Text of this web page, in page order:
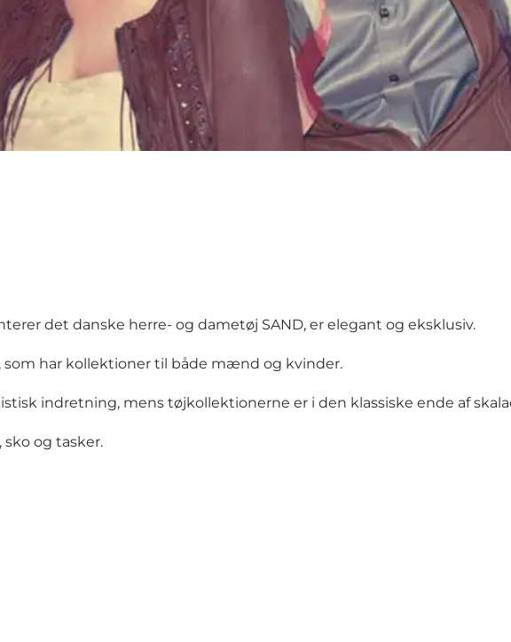
det danske herre- og dametøj SAND, er elegant og eksklusiv.
har kollektioner til både mænd og kvinder.
indretning, mens tøjkollektionerne er i den klassiske ende af
sko og tasker.